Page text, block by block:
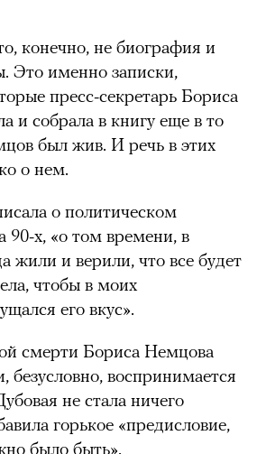
конечно, не биография и
Это именно записки,
пресс-секретарь Бориса
и собрала в книгу еще в то
был жив. И речь в этих
о нем.
о политическом
90-х, «о том времени, в
жили и верили, что все будет
чтобы в моих
его вкус».
смерти Бориса Немцова
безусловно, воспринимается
не стала ничего
горькое «предисловие,
было быть».